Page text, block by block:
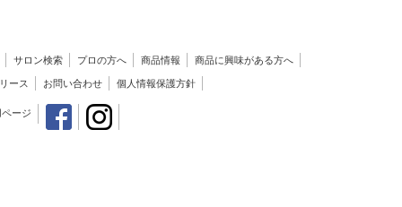
サロン検索 プロの方へ 商品情報 商品に興味がある方へ
ース お問い合わせ 個人情報保護方針
ージ